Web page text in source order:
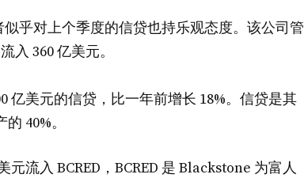
乎对上个季度的信贷也持乐观态度。该公司管
入 360 亿美元。
亿美元的信贷，比一年前增长 18%。信贷是其
40%。
流入 BCRED，BCRED 是 Blackstone 为富人